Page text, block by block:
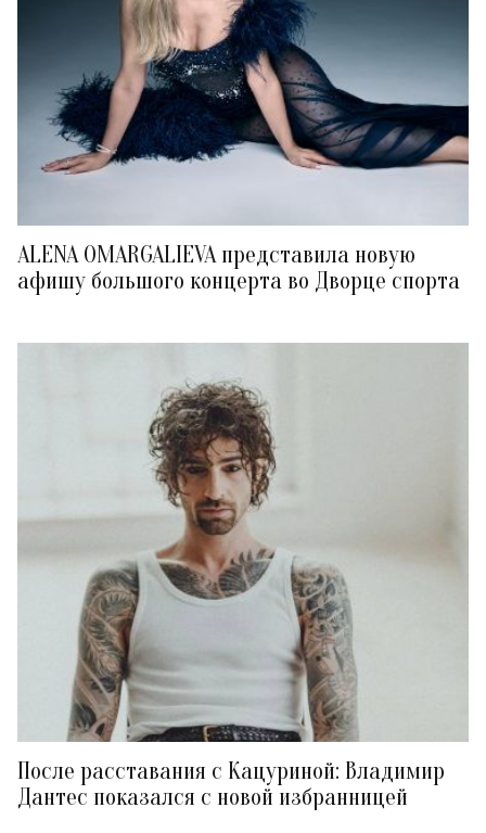
ALENA OMARGALIEVA представила новую
афишу большого концерта во Дворце спорта
После расставания с Кацуриной: Владимир
Дантес показался с новой избранницей